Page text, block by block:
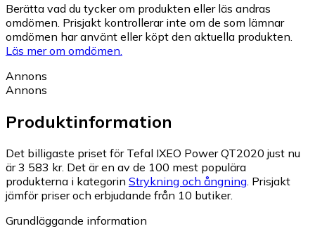
Berätta vad du tycker om produkten eller läs andras
omdömen. Prisjakt kontrollerar inte om de som lämnar
omdömen har använt eller köpt den aktuella produkten.
Läs mer om omdömen.
Annons
Annons
Produktinformation
Det billigaste priset för Tefal IXEO Power QT2020 just nu
är 3 583 kr. Det är en av de 100 mest populära
produkterna i kategorin Strykning och ångning. Prisjakt
jämför priser och erbjudande från 10 butiker.
Grundläggande information